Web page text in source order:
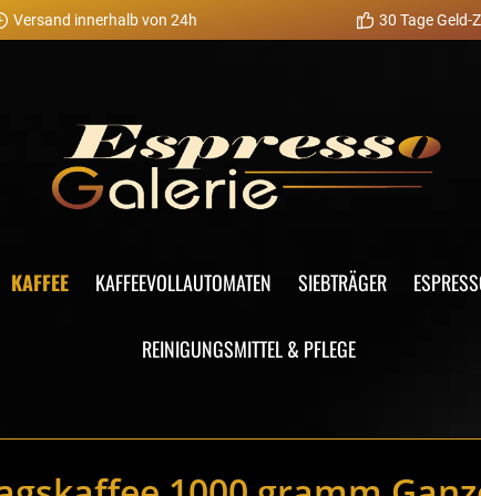
Versand innerhalb von 24h 30 Tage Geld-
KAFFEE KAFFEEVOLLAUTOMATEN SIEBTRÄGER
REINIGUNGSMITTEL & PFLEGE